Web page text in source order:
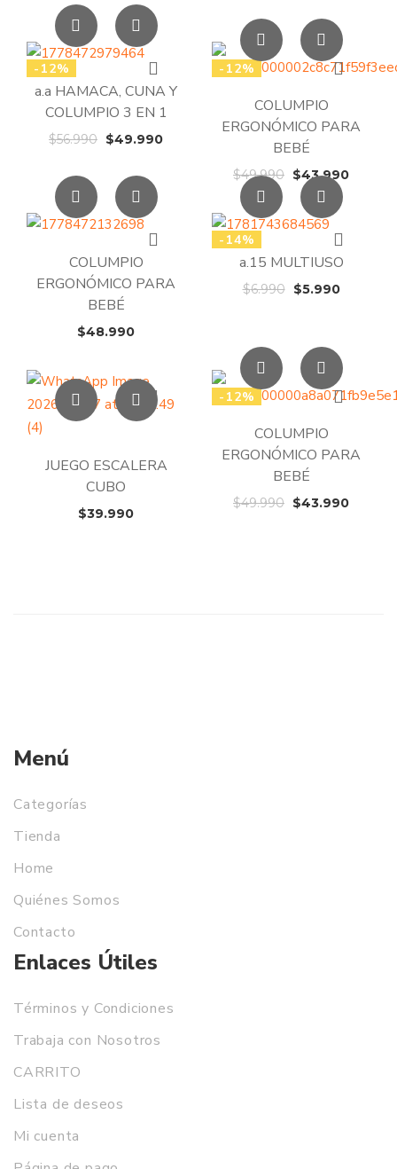
-12%
a.a HAMACA, CUNA Y
COLUMPIO 3 EN 1
$56.990 El
original
era:
$56.990.
$49.990El
$49.990.
-12%
COLUMPIO
ERGONÓMICO PARA
BEBÉ
$49.990 El
precio
original
$49.990.
$43.990El
COLUMPIO
ERGONÓMICO PARA
BEBÉ
$48.990
-14%
a.15 MULTIUSO
$6.990 El
era:
$6.990.
$5.990El
$5.990.
JUEGO ESCALERA
CUBO
$39.990
-12%
COLUMPIO
ERGONÓMICO PARA
BEBÉ
$49.990 El
$43.990El
Menú
Categorías
Tienda
Home
Quiénes Somos
Contacto
Enlaces Útiles
Términos y Condiciones
Trabaja con Nosotros
CARRITO
Lista de deseos
Mi cuenta